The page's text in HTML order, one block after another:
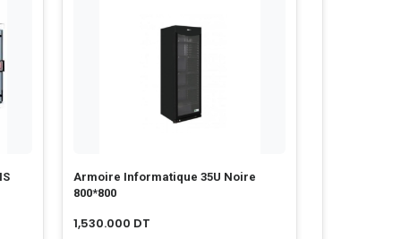
Armoire Informatique 35U Noire
800*800
1,530.000 DT